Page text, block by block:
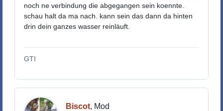
noch ne verbindung die abgegangen sein koennte.
schau halt da ma nach. kann sein das dann da hinten
drin dein ganzes wasser reinläuft.
GTI
Biscot, Mod